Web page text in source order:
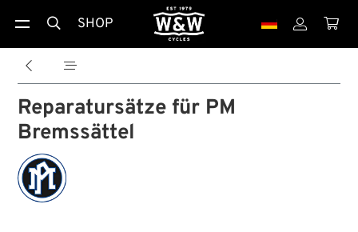
 SHOP  
 
Reparatursätze für PM
Bremssättel